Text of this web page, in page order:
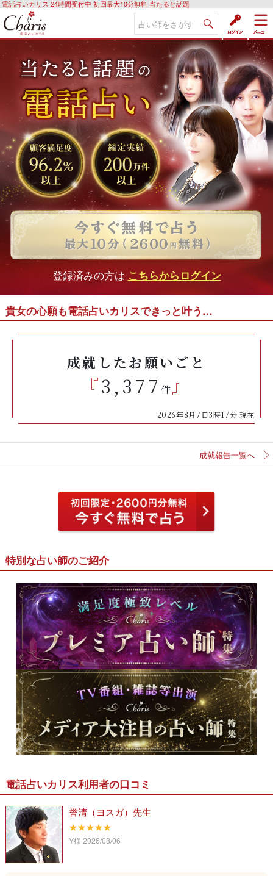
電話占いカリス 24時間受付中 初回最大10分無料 当たると話題
登録済みの方は こちらからログイン
貴女の心願も電話占いカリスできっと叶う…
成就したお願いごと
『3,377 件』
2026年8月7日3時17分 現在
成就報告一覧へ
特別な占い師のご紹介
電話占いカリス利用者の口コミ
誉清（ヨスガ）先生
★★★★★
Y様2026/08/06